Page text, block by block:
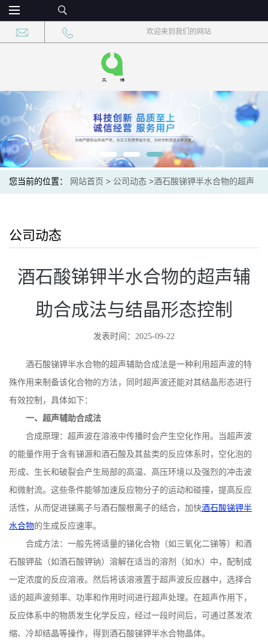
欢迎来到我们的网站
您当前的位置： 网站首页 > 公司动态 >酒石酸锑钾半水合物的超声
公司动态
酒石酸锑钾半水合物的超声辅
助合成法与结晶形态控制
发表时间：2025-09-22
酒石酸锑钾半水合物的超声辅助合成法是一种利用超声波的特
殊作用来制备该化合物的方法，同时超声波还能对其结晶形态进行
有效控制，具体如下：
一、超声辅助合成法
合成原理：超声波在溶液中传播时会产生空化作用。当超声波
的能量作用于含有锑源和酒石酸及其盐类的反应体系时，空化泡的
形成、生长和破裂会产生局部的高温、高压环境以及强烈的冲击波
和微射流。这些条件能够加速反应物分子的运动和碰撞，提高反应
活性，从而促进锑离子与酒石酸根离子的结合，加快酒石酸锑钾半
水合物的生成反应速率。
合成方法：一般先将适量的锑化合物（如三氧化二锑等）和酒
石酸钾盐（如酒石酸钾钠）溶解在适当的溶剂（如水）中，配制成
一定浓度的反应溶液。然后将该溶液置于超声波反应器中，选择合
适的超声波频率、功率和作用时间进行超声处理。在超声作用下，
反应体系中的物质发生化学反应，经过一段时间后，可通过蒸发浓
缩、冷却结晶等操作，得到酒石酸锑钾半水合物晶体。